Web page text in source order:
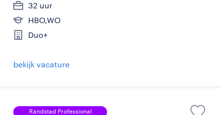
32 uur
HBO,WO
Duo+
bekijk vacature
Randstad Professional